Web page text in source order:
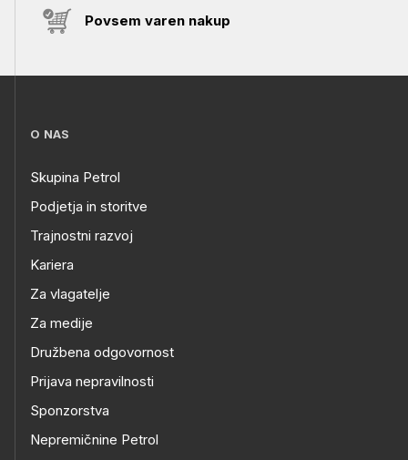
Povsem varen nakup
O NAS
Skupina Petrol
Podjetja in storitve
Trajnostni razvoj
Kariera
Za vlagatelje
Za medije
Družbena odgovornost
Prijava nepravilnosti
Sponzorstva
Nepremičnine Petrol